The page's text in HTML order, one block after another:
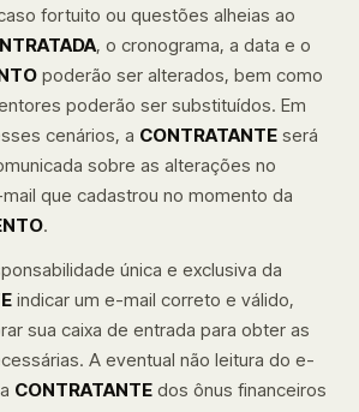
fortuito ou questões alheias ao
, o cronograma, a data e o
poderão ser alterados, bem como
poderão ser substituídos. Em
cenários, a CONTRATANTE será
sobre as alterações no
que cadastrou no momento da
.
única e exclusiva da
indicar um e-mail correto e válido,
sua caixa de entrada para obter as
A eventual não leitura do e-
CONTRATANTE dos ônus financeiros